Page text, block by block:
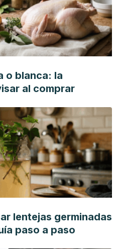
o blanca: la
al comprar
lentejas germinadas
paso a paso